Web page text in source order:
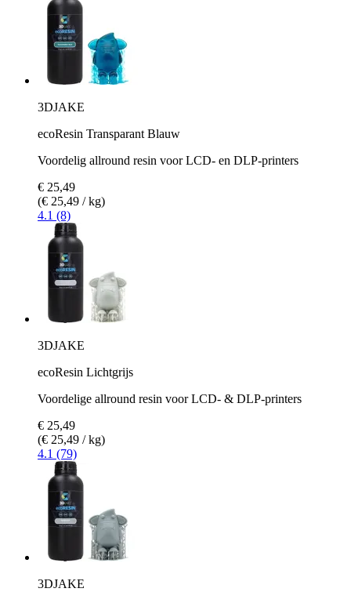
3DJAKE
ecoResin Transparant Blauw
Voordelig allround resin voor LCD- en DLP-printers
€ 25,49
(€ 25,49 / kg)
4.1 (8)
3DJAKE
ecoResin Lichtgrijs
Voordelige allround resin voor LCD- & DLP-printers
€ 25,49
(€ 25,49 / kg)
4.1 (79)
3DJAKE